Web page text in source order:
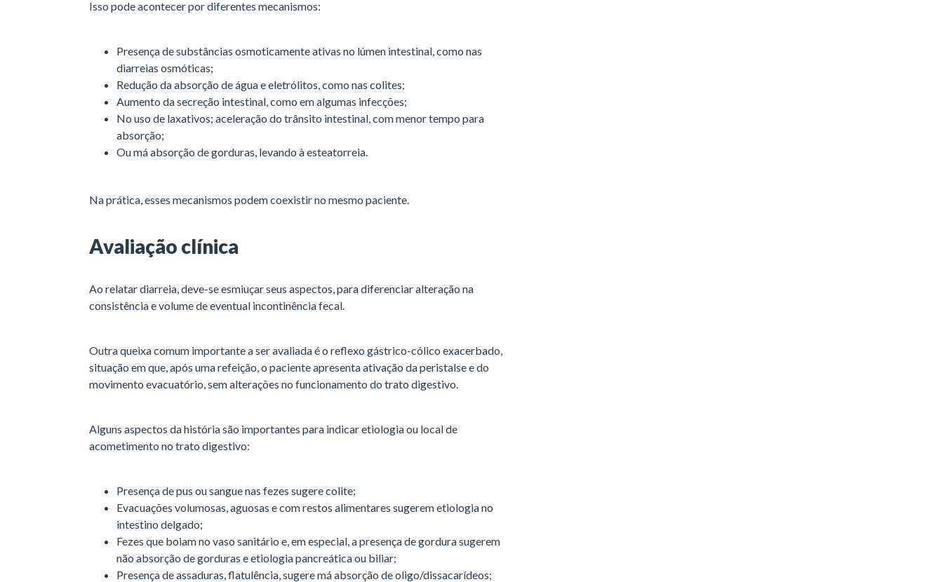
Isso pode acontecer por diferentes mecanismos:
Presença de substâncias osmoticamente ativas no lúmen intestinal, como nas
diarreias osmóticas;
Redução da absorção de água e eletrólitos, como nas colites;
Aumento da secreção intestinal, como em algumas infecções;
No uso de laxativos; aceleração do trânsito intestinal, com menor tempo para
absorção;
Ou má absorção de gorduras, levando à esteatorreia.
Na prática, esses mecanismos podem coexistir no mesmo paciente.
Avaliação clínica
Ao relatar diarreia, deve-se esmiuçar seus aspectos, para diferenciar alteração na
consistência e volume de eventual incontinência fecal.
Outra queixa comum importante a ser avaliada é o reflexo gástrico-cólico exacerbado,
situação em que, após uma refeição, o paciente apresenta ativação da peristalse e do
movimento evacuatório, sem alterações no funcionamento do trato digestivo.
Alguns aspectos da história são importantes para indicar etiologia ou local de
acometimento no trato digestivo:
Presença de pus ou sangue nas fezes sugere colite;
Evacuações volumosas, aguosas e com restos alimentares sugerem etiologia no
intestino delgado;
Fezes que boiam no vaso sanitário e, em especial, a presença de gordura sugerem
não absorção de gorduras e etiologia pancreática ou biliar;
Presença de assaduras, flatulência, sugere má absorção de oligo/dissacarídeos;